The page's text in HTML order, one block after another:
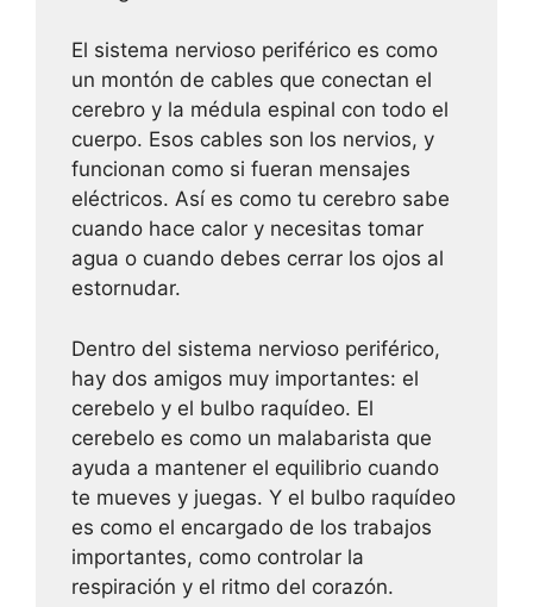
El sistema nervioso periférico es como
un montón de cables que conectan el
cerebro y la médula espinal con todo el
cuerpo. Esos cables son los nervios, y
funcionan como si fueran mensajes
eléctricos. Así es como tu cerebro sabe
cuando hace calor y necesitas tomar
agua o cuando debes cerrar los ojos al
estornudar.
Dentro del sistema nervioso periférico,
hay dos amigos muy importantes: el
cerebelo y el bulbo raquídeo. El
cerebelo es como un malabarista que
ayuda a mantener el equilibrio cuando
te mueves y juegas. Y el bulbo raquídeo
es como el encargado de los trabajos
importantes, como controlar la
respiración y el ritmo del corazón.